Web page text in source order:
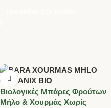
Βιολογικές Μπάρες Φρούτων
Μήλο & Χουρμάς Χωρίς